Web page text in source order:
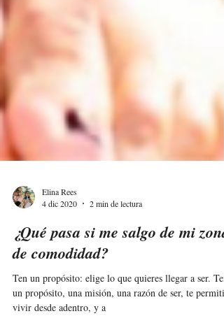
4 dic 2020
2 min de lectura
¿Qué pasa si me salgo de mi zona
de comodidad?
Ten un propósito: elige lo que quieres llegar a ser.